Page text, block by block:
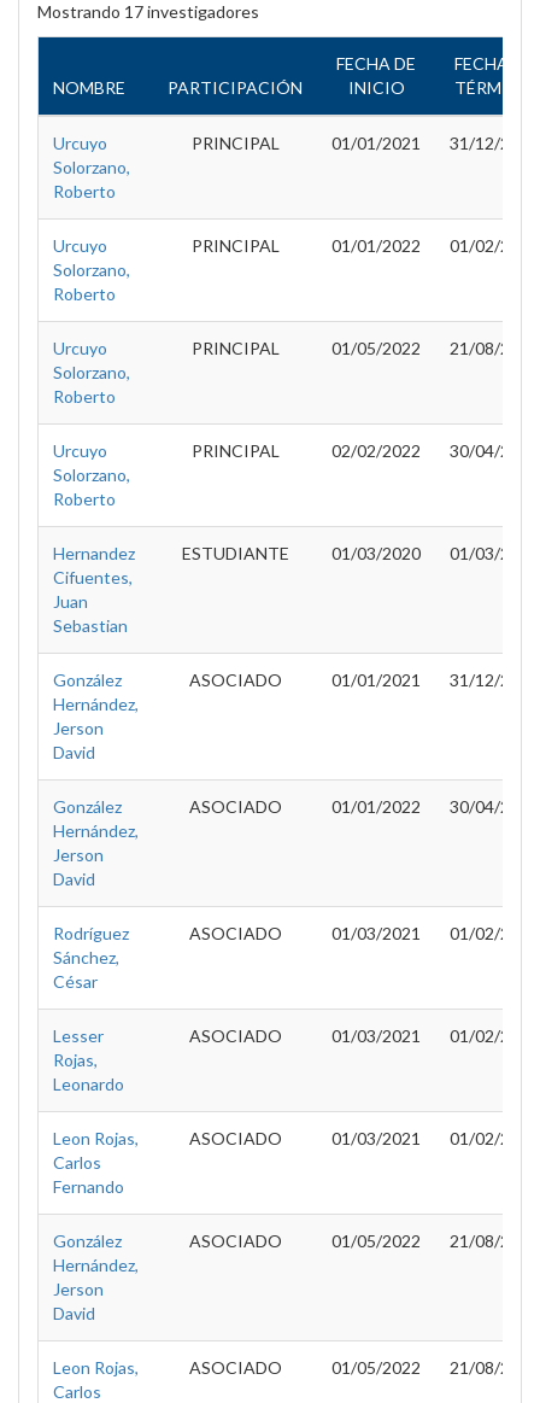
Mostrando 17 investigadores
NOMBRE PARTICIPACIÓN
FECHA DE
INICIO
FECHA DE
TÉRMINO
Urcuyo
Solorzano,
Roberto
PRINCIPAL 01/01/2021 31/12/2021
Urcuyo
Solorzano,
Roberto
PRINCIPAL 01/01/2022 01/02/2022
Urcuyo
Solorzano,
Roberto
PRINCIPAL 01/05/2022 21/08/2022
Urcuyo
Solorzano,
Roberto
PRINCIPAL 02/02/2022 30/04/2022
Hernandez
Cifuentes,
Juan
Sebastian
ESTUDIANTE 01/03/2020 01/03/2022
González
Hernández,
Jerson
David
ASOCIADO 01/01/2021 31/12/2021
González
Hernández,
Jerson
David
ASOCIADO 01/01/2022 30/04/2022
Rodríguez
Sánchez,
César
ASOCIADO 01/03/2021 01/02/2022
Lesser
Rojas,
Leonardo
ASOCIADO 01/03/2021 01/02/2022
Leon Rojas,
Carlos
Fernando
ASOCIADO 01/03/2021 01/02/2022
González
Hernández,
Jerson
David
ASOCIADO 01/05/2022 21/08/2022
Leon Rojas,
Carlos
ASOCIADO 01/05/2022 21/08/2022